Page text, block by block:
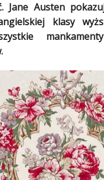
Jane Austen
klasy